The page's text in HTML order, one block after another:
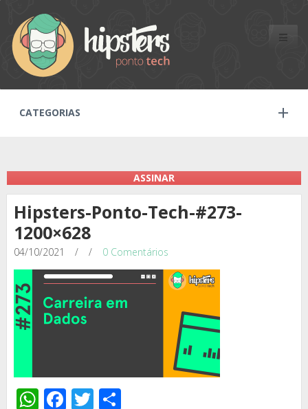
Toggle
CATEGORIAS
ASSINAR
Hipsters-Ponto-Tech-#273-
1200×628
04/10/2021 / / 0 Comentários
WhatsApp
Facebook
Twitter